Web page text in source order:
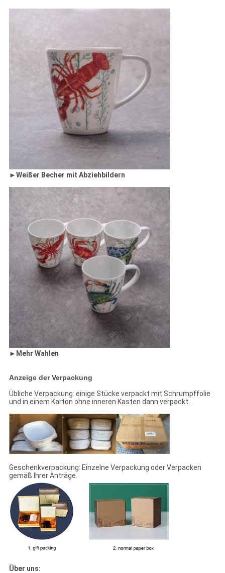
►Weißer Becher mit Abziehbildern
► Mehr Wahlen
Anzeige der Verpackung
Übliche Verpackung: einige Stücke verpackt mit Schrumpffolie
und in einem Karton ohne inneren Kasten dann verpackt.
Geschenkverpackung: Einzelne Verpackung oder Verpacken
gemäß Ihrer Anträge.
Über uns: